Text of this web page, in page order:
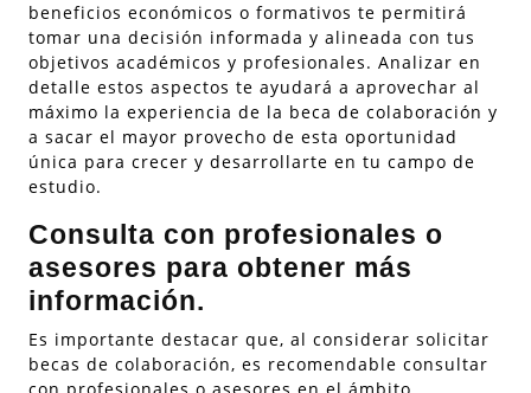
beneficios económicos o formativos te permitirá
tomar una decisión informada y alineada con tus
objetivos académicos y profesionales. Analizar en
detalle estos aspectos te ayudará a aprovechar al
máximo la experiencia de la beca de colaboración y
a sacar el mayor provecho de esta oportunidad
única para crecer y desarrollarte en tu campo de
estudio.
Consulta con profesionales o
asesores para obtener más
información.
Es importante destacar que, al considerar solicitar
becas de colaboración, es recomendable consultar